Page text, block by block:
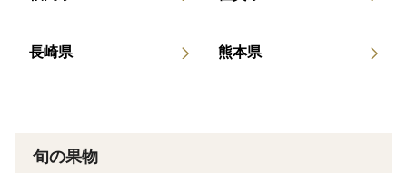
長崎県 熊本県
旬の果物